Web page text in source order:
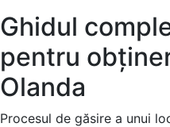
Ghidul
pentru
Olanda
Procesul de găsire a unui